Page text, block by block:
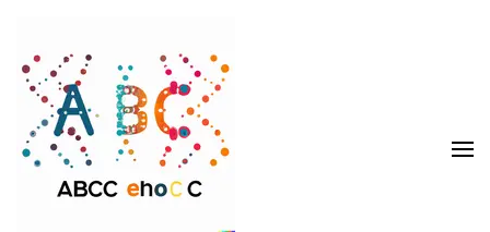
contenu
(Pressez
Entrée)